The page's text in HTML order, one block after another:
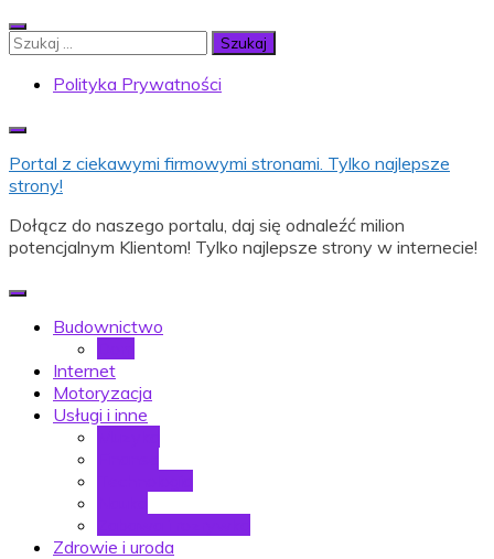
Skip
to
Szukaj:
Polityka Prywatności
Portal z ciekawymi firmowymi stronami. Tylko najlepsze
strony!
Dołącz do naszego portalu, daj się odnaleźć milion
potencjalnym Klientom! Tylko najlepsze strony w internecie!
Budownictwo
Internet
Motoryzacja
Usługi i inne
Zdrowie i uroda